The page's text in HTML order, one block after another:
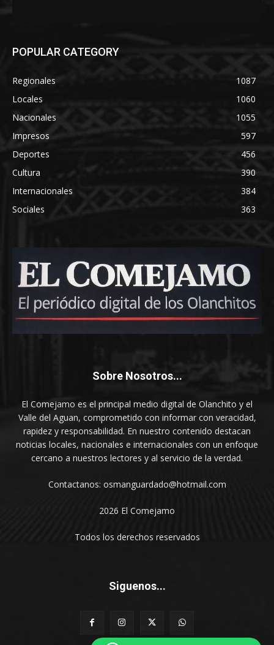
POPULAR CATEGORY
Regionales
1087
Locales
1060
Nacionales
1055
Impresos
597
Deportes
456
Cultura
390
Internacionales
384
Sociales
363
Sobre Nosotros...
El Comejamo es el principal medio digital de Olanchito y el
Valle del Aguan, comprometido con informar con veracidad,
rapidez y responsabilidad. En nuestro contenido destacan
noticias locales, nacionales e internacionales con un enfoque
cercano a nuestros lectores y al servicio de la verdad.
Contactanos: osmanguardado@hotmail.com
2026 El Comejamo
Todos los derechos reservados
Siguenos...